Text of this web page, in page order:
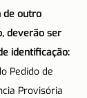
de outro
deverão ser
identificação:
Pedido de
Provisória